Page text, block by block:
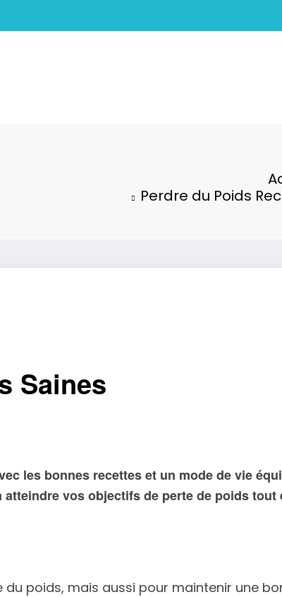
Perdre du Poids
Saines
les bonnes recettes et un mode de vie
vos objectifs de perte de poids tout
poids, mais aussi pour maintenir une